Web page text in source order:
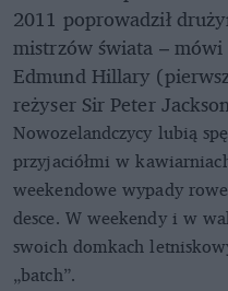
2011 poprowadził
mistrzów świata –
Edmund Hillary
reżyser Sir Peter
Nowozelandczycy lubią
przyjaciółmi w
weekendowe wypady
desce. W weekendy i w
swoich domkach
„batch”.